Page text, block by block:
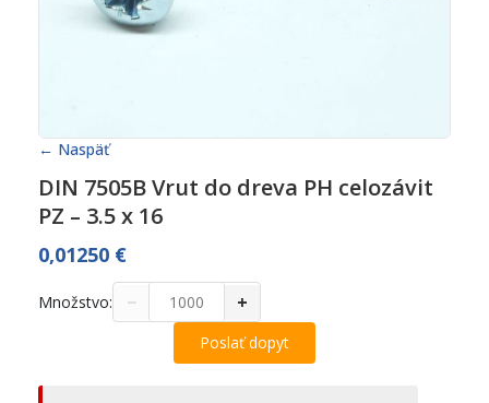
← Naspäť
DIN 7505B Vrut do dreva PH celozávit
PZ – 3.5 x 16
0,01250 €
Množstvo: − +
Poslať dopyt